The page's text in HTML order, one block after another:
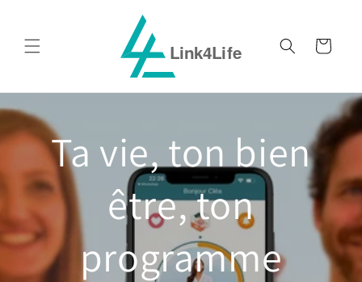
contenu
Panier
Ta vie, ton bien
être, ton
programme